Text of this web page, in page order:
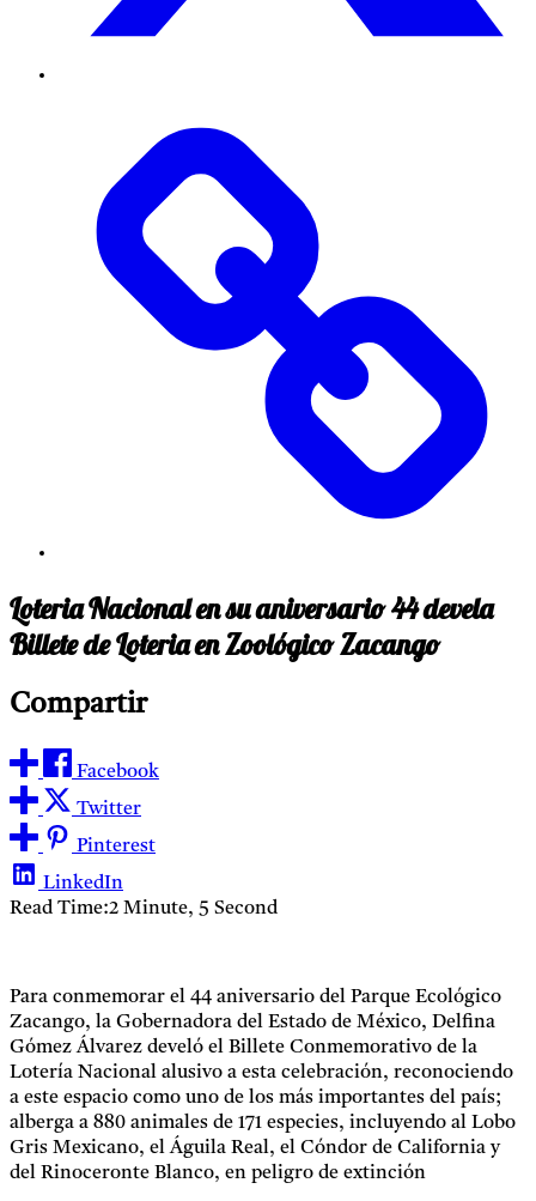
Loteria Nacional en su aniversario 44 devela
Billete de Loteria en Zoológico Zacango
Compartir
Facebook
Twitter
Pinterest
LinkedIn
Read Time:2 Minute, 5 Second
Para conmemorar el 44 aniversario del Parque Ecológico
Zacango, la Gobernadora del Estado de México, Delfina
Gómez Álvarez develó el Billete Conmemorativo de la
Lotería Nacional alusivo a esta celebración, reconociendo
a este espacio como uno de los más importantes del país;
alberga a 880 animales de 171 especies, incluyendo al Lobo
Gris Mexicano, el Águila Real, el Cóndor de California y
del Rinoceronte Blanco, en peligro de extinción